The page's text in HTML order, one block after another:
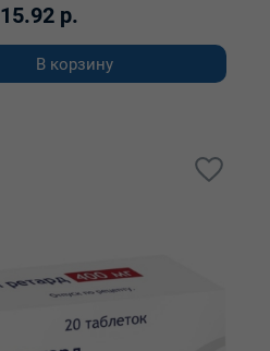
15.92 р.
В корзину